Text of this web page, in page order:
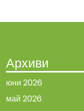
Архиви
юни 2026
май 2026